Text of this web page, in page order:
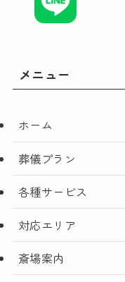
メニュー
ホーム
葬儀プラン
各種サービス
対応エリア
斎場案内